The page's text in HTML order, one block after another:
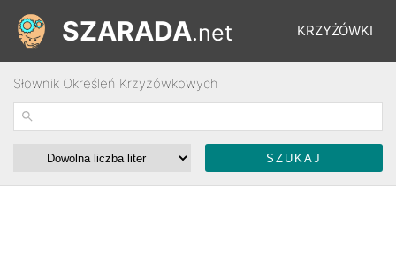
KRZYŻÓWKI
ŁAMIGŁÓWKI
SZARADA.net
Słownik Określeń Krzyżówkowych